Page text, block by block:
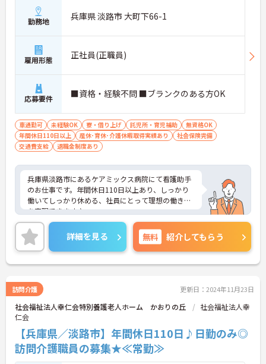
勤務地 兵庫県 淡路市 大町下66-1
雇用形態 正社員(正職員)
応募要件 ■資格・経験不問 ■ブランクのある方OK
車通勤可 未経験OK 寮・借り上げ 託児所・育児補助
無資格OK
年間休日110日以上
産休･育休･介護休暇取得実績あり
社会保険完備
交通費支給
退職金制度あり
兵庫県淡路市にあるケアミックス病院にて看護助手
のお仕事です。年間休日110日以上あり、しっかり
働いてしっかり休める、社員にとって理想の働き方
を実現できます♪
ご興味ある方には、面接対策ポイントなど、さらに
詳細をお話しいたしますのでお気軽にご相談くださ
い。
詳細を見る 無料 紹介してもらう
訪問介護 更新日：2024年11月23日
社会福祉法人幸仁会特別養護老人ホーム かおりの丘
社会福祉法人幸
仁会
【兵庫県／淡路市】年間休日110日♪日勤のみ◎
訪問介護職員の募集★≪常勤≫